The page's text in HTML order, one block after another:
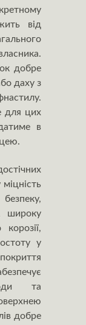
від
добре
даху з
для цих
в
широку
у
та
добре